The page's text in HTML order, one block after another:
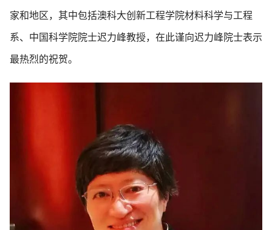
家和地区，其中包括澳科大创新工程学院材料科学与工程
系、中国科学院院士迟力峰教授，在此谨向迟力峰院士表示
最热烈的祝贺。